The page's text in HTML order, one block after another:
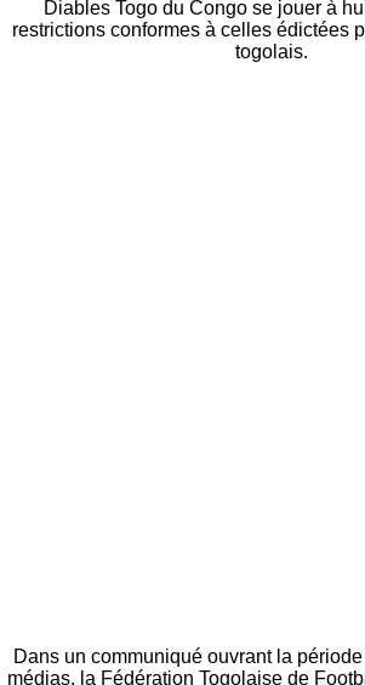
Diables Togo du Congo se jouer à
restrictions conformes à celles édictées
togolais.
Dans un communiqué ouvrant la
médias, la Fédération Togolaise de